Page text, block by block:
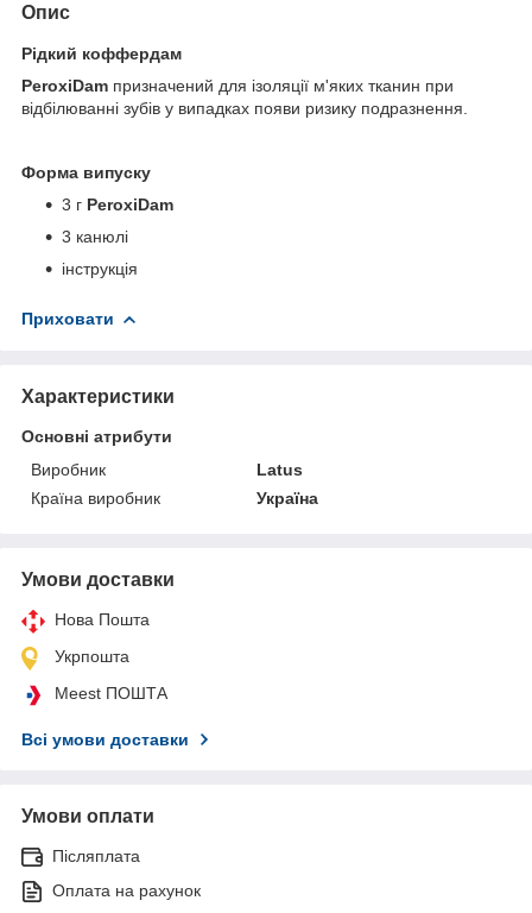
Опис
Рідкий коффердам
PeroxiDam призначений для ізоляції м'яких тканин при
відбілюванні зубів у випадках появи ризику подразнення.
Форма випуску
3 г PeroxiDam
3 канюлі
інструкція
Приховати
Характеристики
Основні атрибути
Виробник
Latus
Країна виробник
Україна
Умови доставки
Нова Пошта
Укрпошта
Meest ПОШТА
Всі умови доставки
Умови оплати
Післяплата
Оплата на рахунок